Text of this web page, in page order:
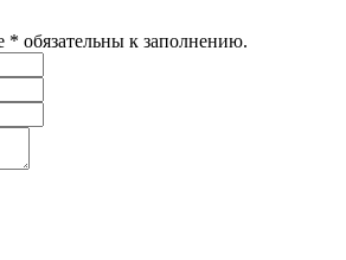
* обязательны к заполнению.